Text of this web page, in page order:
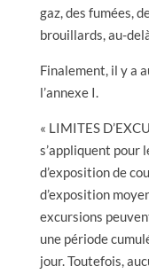
gaz, des fumées,
brouillards, au-
Finalement, il y a
l’annexe I.
« LIMITES
s’appliquent pour
d’exposition de
d’exposition
excursions
une période
jour. Toutefois,